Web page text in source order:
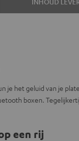
je het geluid van je
boxen.
een rij